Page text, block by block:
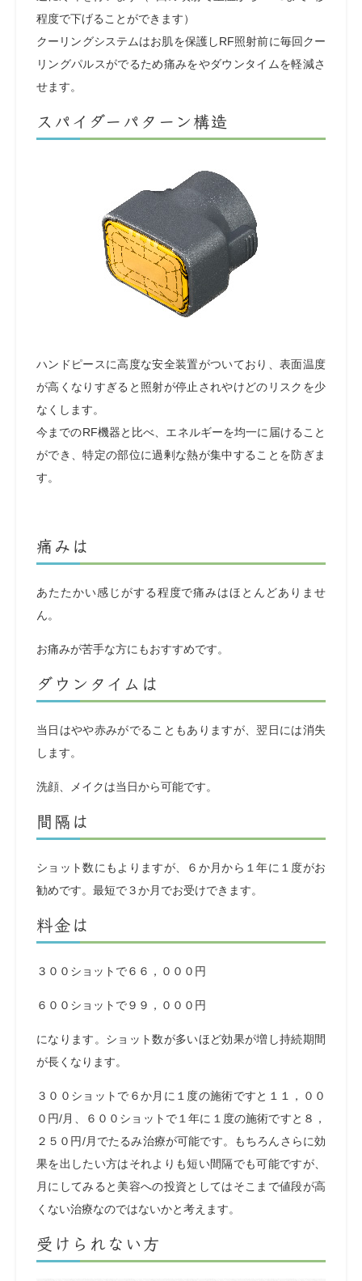
程度で下げることができます）
クーリングシステムはお肌を保護しRF照射前に毎回クー
リングパルスがでるため痛みをやダウンタイムを軽減さ
せます。
スパイダーパターン構造
ハンドピースに高度な安全装置がついており、表面温度
が高くなりすぎると照射が停止されやけどのリスクを少
なくします。
今までのRF機器と比べ、エネルギーを均一に届けること
ができ、特定の部位に過剰な熱が集中することを防ぎま
す。
痛みは
あたたかい感じがする程度で痛みはほとんどありませ
ん。
お痛みが苦手な方にもおすすめです。
ダウンタイムは
当日はやや赤みがでることもありますが、翌日には消失
します。
洗顔、メイクは当日から可能です。
間隔は
ショット数にもよりますが、６か月から１年に１度がお
勧めです。最短で３か月でお受けできます。
料金は
３００ショットで６６，０００円
６００ショットで９９，０００円
になります。ショット数が多いほど効果が増し持続期間
が長くなります。
３００ショットで６か月に１度の施術ですと１１，００
０円/月、６００ショットで１年に１度の施術ですと８，
２５０円/月でたるみ治療が可能です。もちろんさらに効
果を出したい方はそれよりも短い間隔でも可能ですが、
月にしてみると美容への投資としてはそこまで値段が高
くない治療なのではないかと考えます。
受けられない方